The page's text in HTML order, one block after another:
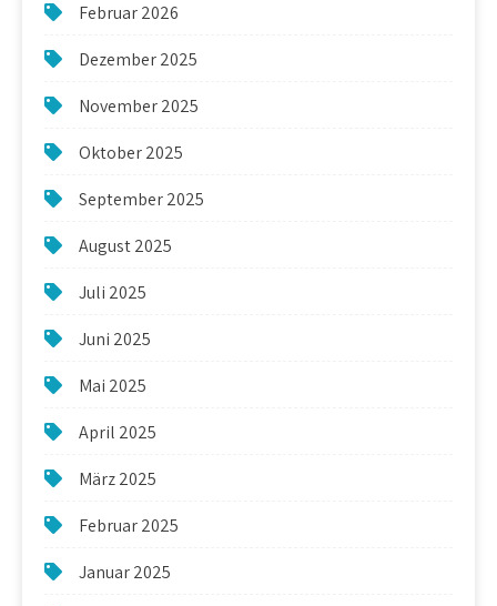
Februar 2026
Dezember 2025
November 2025
Oktober 2025
September 2025
August 2025
Juli 2025
Juni 2025
Mai 2025
April 2025
März 2025
Februar 2025
Januar 2025